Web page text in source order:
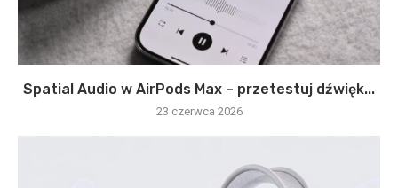
Spatial Audio w AirPods Max – przetestuj dźwięk...
23 czerwca 2026